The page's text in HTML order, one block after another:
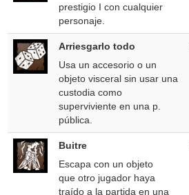
prestigio I con cualquier
personaje.
Arriesgarlo todo
Usa un accesorio o un
objeto visceral sin usar una
custodia como
superviviente en una p.
pública.
Buitre
Escapa con un objeto
que otro jugador haya
traído a la partida en una